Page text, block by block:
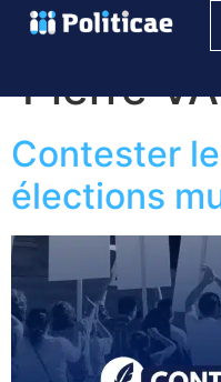
Auteur/
Pierre
Contester
élections